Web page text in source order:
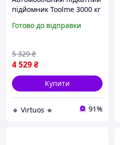
підйомник Toolme 3000 кг
підкатний гідравліка для
Готово до відправки
4 529₴
5 329 ₴
Купити
🔹 Virtuos 🔹 91%